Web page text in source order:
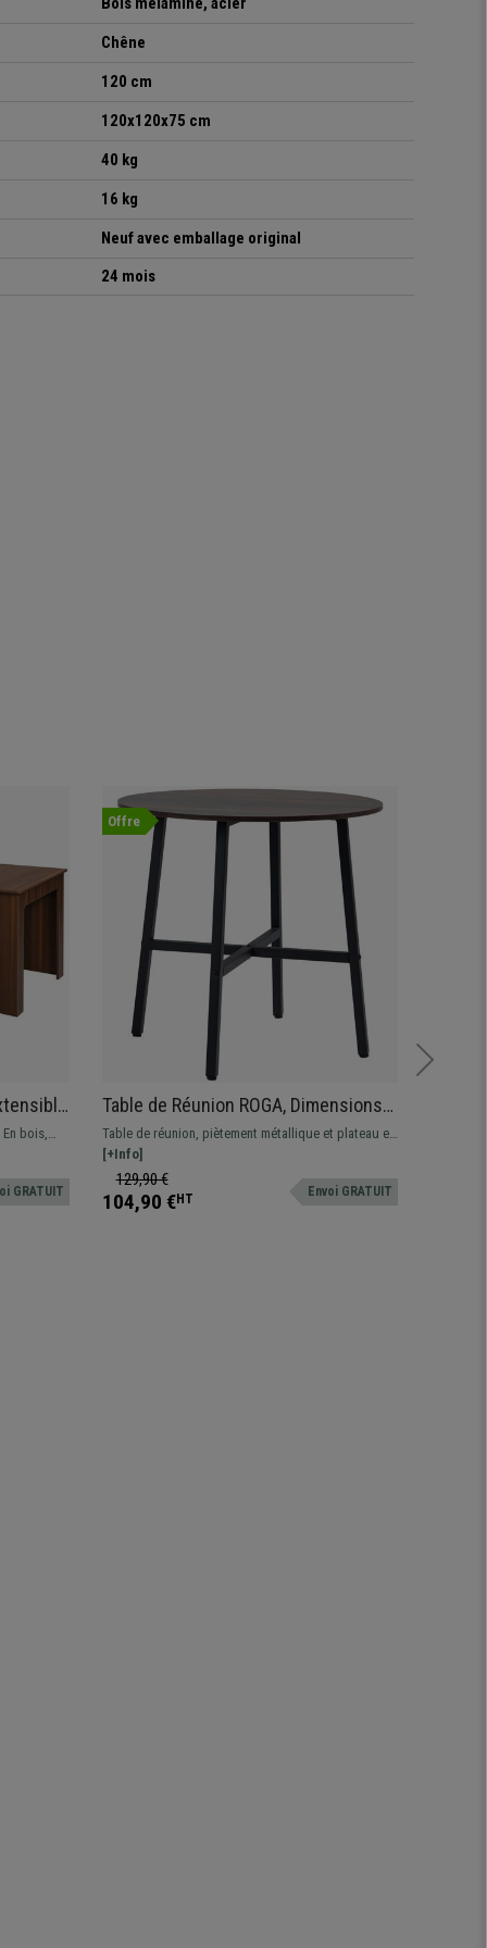
Chêne
120 cm
120x120x75 cm
40 kg
16 kg
Neuf avec emballage original
24 mois
bois,
GRATUIT
Offre
Table de Réunion ROGA, Dimensions
Ø80x76 cm, Structure Métallique,
Surface en Bois, Noyer
Table de réunion, piètement métallique et plateau en
bois coloris noyer. Compact et pratique.
[+Info]
129,90 €
104,90 €HT Envoi GRATUIT